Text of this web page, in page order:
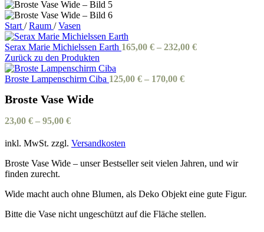
Start / Raum / Vasen
Serax Marie Michielssen Earth 165,00 € – 232,00 €
Zurück zu den Produkten
Broste Lampenschirm Ciba 125,00 € – 170,00 €
Broste Vase Wide
23,00 € – 95,00 €
inkl. MwSt. zzgl. Versandkosten
Broste Vase Wide – unser Bestseller seit vielen Jahren, und wir
finden zurecht.
Wide macht auch ohne Blumen, als Deko Objekt eine gute Figur.
Bitte die Vase nicht ungeschützt auf die Fläche stellen.